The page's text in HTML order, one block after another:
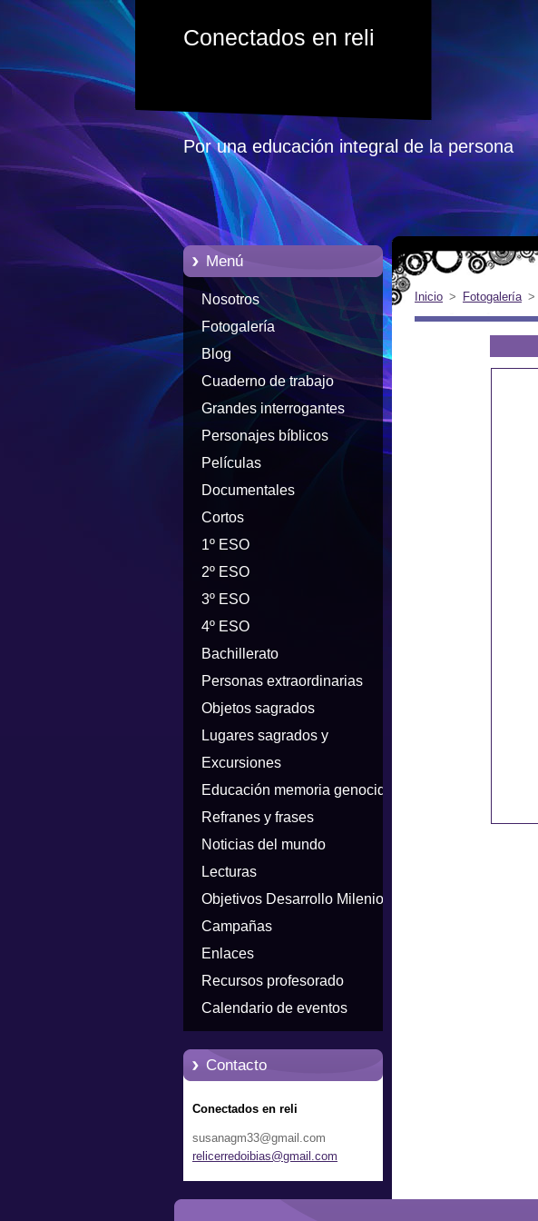
Conectados en reli
Por una educación integral de la persona
Menú
Nosotros
Fotogalería
Blog
Cuaderno de trabajo
Grandes interrogantes
Personajes bíblicos
Películas
Documentales
Cortos
1º ESO
2º ESO
3º ESO
4º ESO
Bachillerato
Personas extraordinarias
Objetos sagrados
Lugares sagrados y
peregrinaciones
Excursiones
Educación memoria genocidios
Refranes y frases
Noticias del mundo
Lecturas
Objetivos Desarrollo Milenio
Campañas
Enlaces
Recursos profesorado
Calendario de eventos
Contacto
Conectados en reli
susanagm33@gmail.com
relicerredoibias@gmail.com
Inicio > Fotogalería >